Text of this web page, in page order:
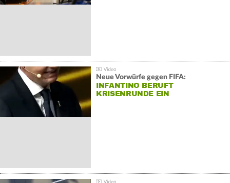
Neue Vorwürfe gegen FIFA:
INFANTINO BERUFT
KRISENRUNDE EIN